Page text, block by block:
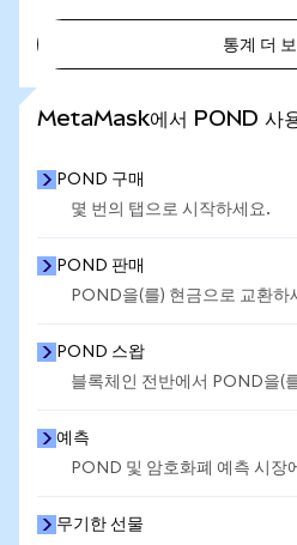
통계 더 보
MetaMask에서 POND 사
POND 구매
몇 번의 탭으로 시작하세요.
POND 판매
POND을(를) 현금으로 교환하
POND 스왑
블록체인 전반에서 POND을(
예측
POND 및 암호화폐 예측 시장
무기한 선물